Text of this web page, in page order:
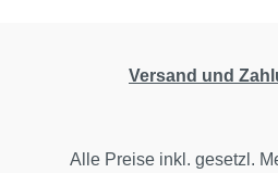
Versand und
Alle Preise inkl. gesetzl.